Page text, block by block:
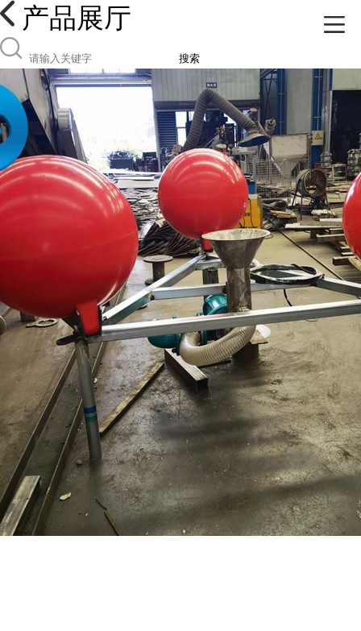
产品展厅
搜索